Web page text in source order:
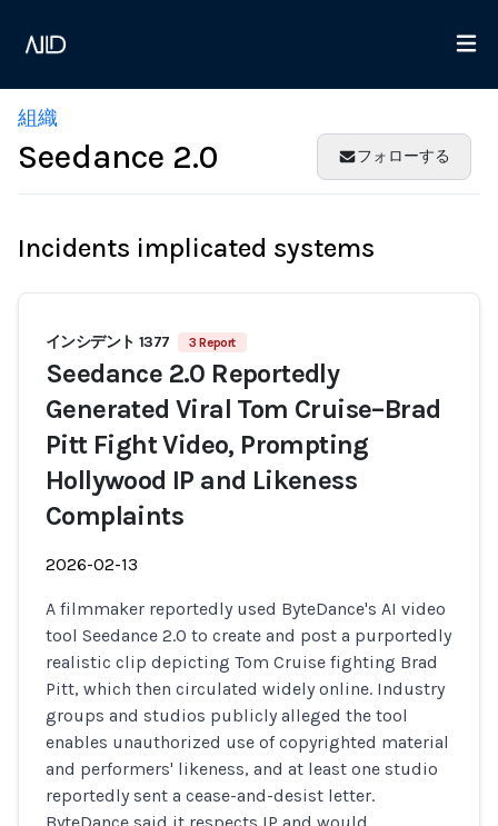
組織
Seedance 2.0 フォローする
Incidents implicated systems
インシデント 1377 3 Report
Seedance 2.0 Reportedly
Generated Viral Tom Cruise–Brad
Pitt Fight Video, Prompting
Hollywood IP and Likeness
Complaints
2026-02-13
A filmmaker reportedly used ByteDance's AI video
tool Seedance 2.0 to create and post a purportedly
realistic clip depicting Tom Cruise fighting Brad
Pitt, which then circulated widely online. Industry
groups and studios publicly alleged the tool
enables unauthorized use of copyrighted material
and performers' likeness, and at least one studio
reportedly sent a cease-and-desist letter.